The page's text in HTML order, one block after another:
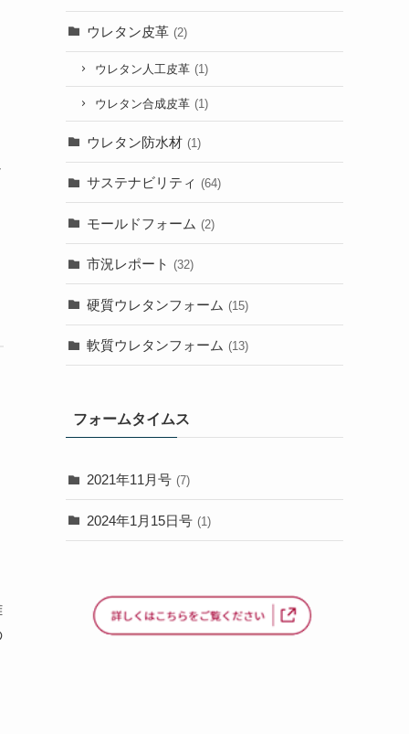
ウレタン皮革 (2)
ウレタン人工皮革 (1)
ウレタン合成皮革 (1)
ウレタン防水材 (1)
サステナビリティ (64)
モールドフォーム (2)
市況レポート (32)
硬質ウレタンフォーム (15)
軟質ウレタンフォーム (13)
フォームタイムス
2021年11月号 (7)
2024年1月15日号 (1)